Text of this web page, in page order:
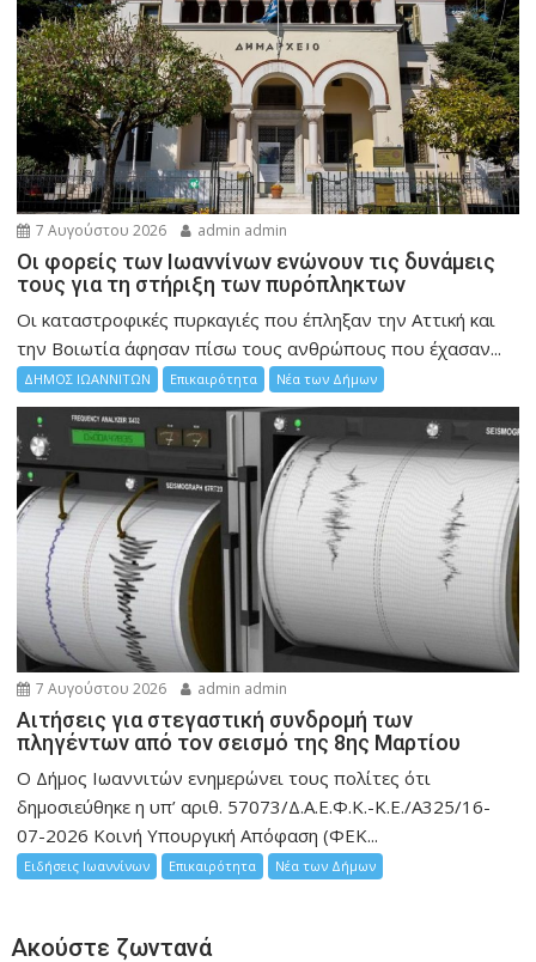
7 Αυγούστου 2026 admin admin
Οι φορείς των Ιωαννίνων ενώνουν τις δυνάμεις
τους για τη στήριξη των πυρόπληκτων
Οι καταστροφικές πυρκαγιές που έπληξαν την Αττική και
την Bοιωτία άφησαν πίσω τους ανθρώπους που έχασαν...
ΔΗΜΟΣ ΙΩΑΝΝΙΤΩΝ Επικαιρότητα Νέα των Δήμων
7 Αυγούστου 2026 admin admin
Αιτήσεις για στεγαστική συνδρομή των
πληγέντων από τον σεισμό της 8ης Μαρτίου
Ο Δήμος Ιωαννιτών ενημερώνει τους πολίτες ότι
δημοσιεύθηκε η υπ’ αριθ. 57073/Δ.Α.Ε.Φ.Κ.-Κ.Ε./Α325/16-
07-2026 Κοινή Υπουργική Απόφαση (ΦΕΚ...
Ειδήσεις Ιωαννίνων Επικαιρότητα Νέα των Δήμων
Ακούστε ζωντανά